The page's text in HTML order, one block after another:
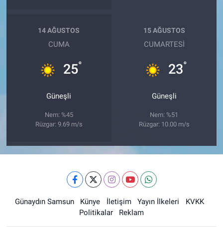
14 AĞUSTOS
CUMA
25°
Güneşli
Nem: %45
Rüzgar: 9.69 m/s
15 AĞUSTOS
CUMARTESI
23°
Güneşli
Nem: %51
Rüzgar: 10.00 m/s
Günaydın Samsun Künye İletişim Yayın İlkeleri
KVKK
Politikalar
Reklam